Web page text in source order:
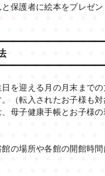
保護者に絵本をプレゼ
を迎える月の月末まで
（転入されたお子様も対
母子健康手帳とお子様
の場所や各館の開館時